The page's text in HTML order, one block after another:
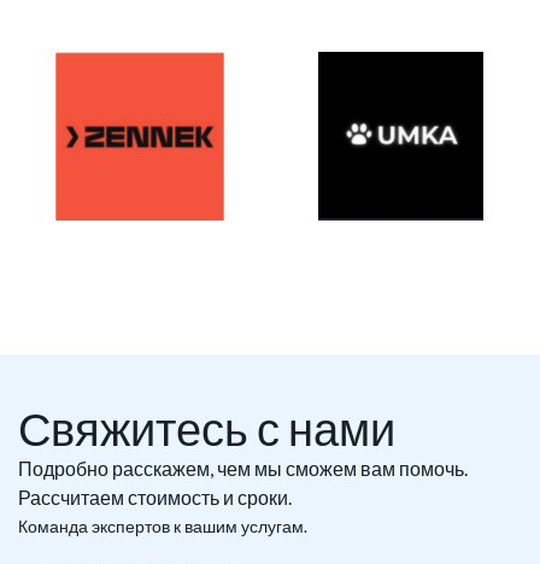
Свяжитесь с нами
Подробно расскажем, чем мы сможем вам помочь.
Рассчитаем стоимость и сроки.
Команда экспертов к вашим услугам.